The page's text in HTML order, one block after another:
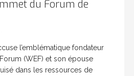
? ARTICLES RÉÇENTS
du Forum de
l’emblématique fondateur
(WEF) et son épouse
dans les ressources de